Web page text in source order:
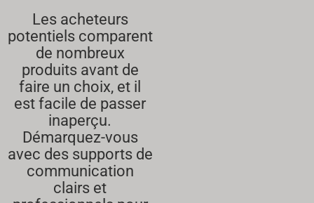
Les acheteurs
potentiels comparent
de nombreux
produits avant de
faire un choix, et il
est facile de passer
inaperçu.
Démarquez-vous
avec des supports de
communication
clairs et